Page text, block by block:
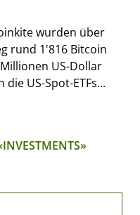
wurden über
rund 1'816 Bitcoin
US-Dollar
US-Spot-ETFs...